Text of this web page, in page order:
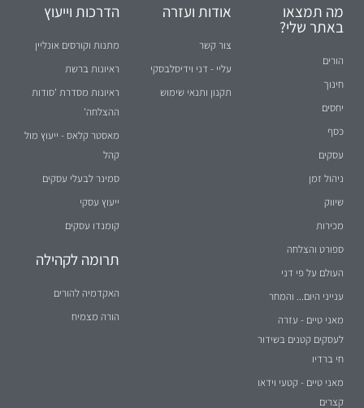
מה תמצאו
באתר שלי?
הורים
חינוך
יחסים
כסף
עסקים
ניהול זמן
שיווק
מכירות
ספורט והצלחה
העולם על פי דני
ענייני היום... והמחר
מאני טיים - עזרה
לעסקים קטנים בשידור
חי ברדיו
מאני טיים - קטעי וידאו
קצרים
אודות ועזרה
צור קשר
עליי - דני וידיסלבסקי
תקנון ותנאי שימוש
הדרכות וייעוץ
מתנות וקורסים אונליין
ראיונות ברשת
ראיונות מסדרת 'סודות
ההצלחה'
מאסטר קלאס - ייעוץ מול
קהל
סמינר לבעלי עסקים
ייעוץ עסקי
קומנדו עסקים
תרומה לקהילה
האקדמיה להורים
הורה מצמיח